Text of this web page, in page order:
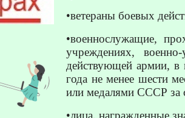
•ветераны боевых
•военнослужащие,
учреждениях,
действующей армии, в
года не менее шести
или медалями СССР за
•лица, награжденные